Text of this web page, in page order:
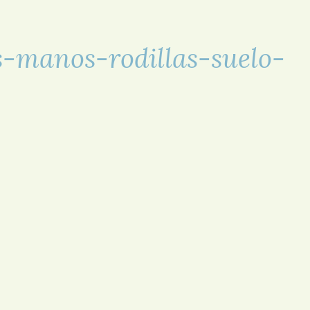
manos-rodillas-suelo-